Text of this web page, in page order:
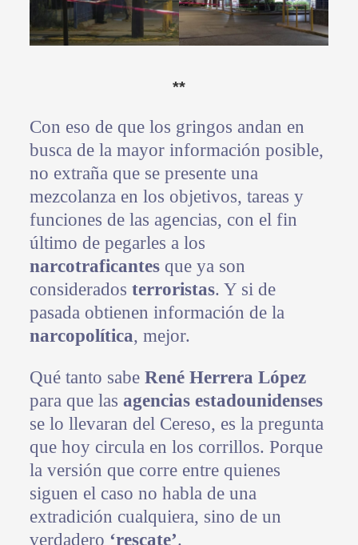
**
Con eso de que los gringos andan en
busca de la mayor información posible,
no extraña que se presente una
mezcolanza en los objetivos, tareas y
funciones de las agencias, con el fin
último de pegarles a los
narcotraficantesque ya son
considerados terroristas. Y si de
pasada obtienen información de la
narcopolítica, mejor.
Qué tanto sabe René Herrera López
para que las agencias estadounidenses
se lo llevaran del Cereso, es la pregunta
que hoy circula en los corrillos. Porque
la versión que corre entre quienes
siguen el caso no habla de una
extradición cualquiera, sino de un
verdadero ‘rescate’.